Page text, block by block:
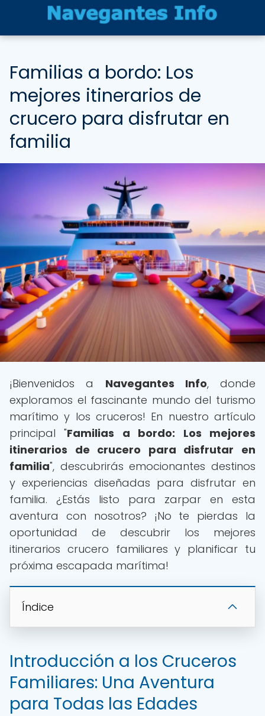
Familias a bordo: Los
mejores itinerarios de
crucero para disfrutar en
familia
¡Bienvenidos a Navegantes Info, donde
exploramos el fascinante mundo del turismo
marítimo y los cruceros! En nuestro artículo
principal "Familias a bordo: Los mejores
itinerarios de crucero para disfrutar en
familia", descubrirás emocionantes destinos
y experiencias diseñadas para disfrutar en
familia. ¿Estás listo para zarpar en esta
aventura con nosotros? ¡No te pierdas la
oportunidad de descubrir los mejores
itinerarios crucero familiares y planificar tu
próxima escapada marítima!
Índice
Introducción a los Cruceros
Familiares: Una Aventura
para Todas las Edades